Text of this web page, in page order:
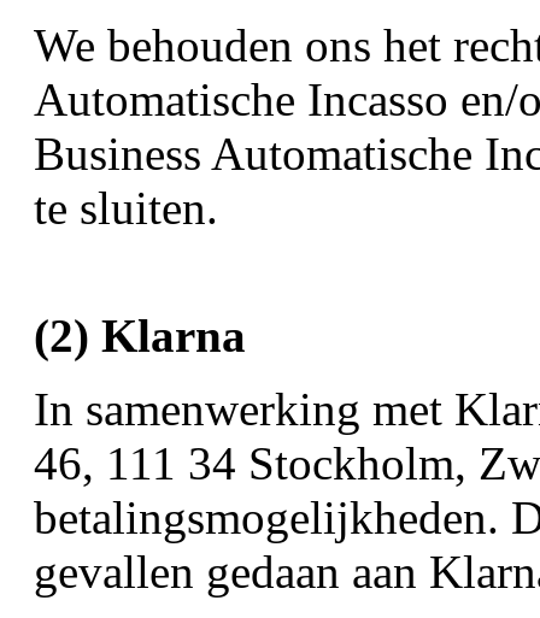
We behouden ons het
Automatische Incasso en/
Business Automatische
te sluiten.
(2) Klarna
In samenwerking met
46, 111 34 Stockholm,
betalingsmogelijkheden.
gevallen gedaan aan